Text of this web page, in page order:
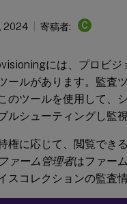
2024 寄稿者: C
には、プロビジ
ールがあります。監査
のツールを使用して、
ルシューティングし監
権に応じて、閲覧でき
ファーム管理者はファー
スコレクションの監査